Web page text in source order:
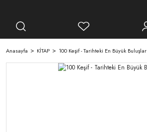
Anasayfa KİTAP 100 Keşif - Tarihteki En Büyük Buluşlar